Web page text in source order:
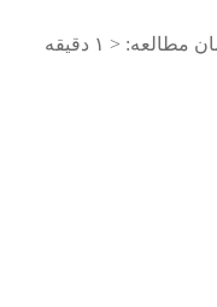
مطالعه: < ۱ دقیقه